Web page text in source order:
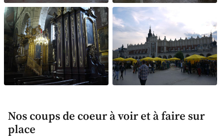
Nos coups de coeur à voir et à faire sur
place